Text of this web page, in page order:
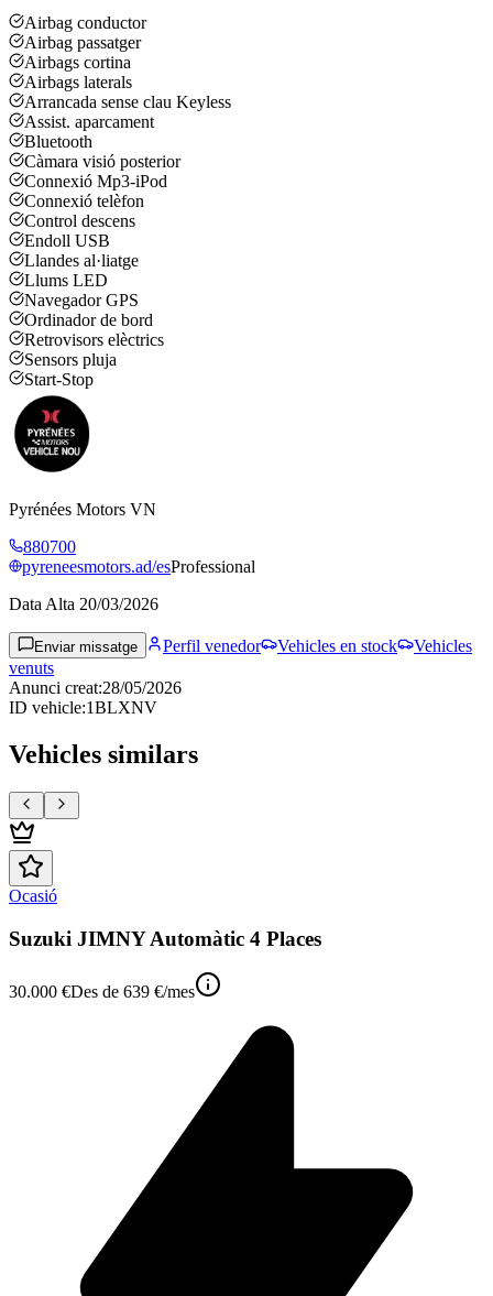
Airbag conductor
Airbag passatger
Airbags cortina
Airbags laterals
Arrancada sense clau Keyless
Assist. aparcament
Bluetooth
Càmara visió posterior
Connexió Mp3-iPod
Connexió telèfon
Control descens
Endoll USB
Llandes al·liatge
Llums LED
Navegador GPS
Ordinador de bord
Retrovisors elèctrics
Sensors pluja
Start-Stop
Pyrénées Motors VN
880700
pyreneesmotors.ad/esProfessional
Data Alta 20/03/2026
Enviar missatge Perfil venedor Vehicles en stock
Vehicles
venuts
Anunci creat:28/05/2026
ID vehicle:1BLXNV
Vehicles similars
Ocasió
Suzuki JIMNY Automàtic 4 Places
30.000 €Des de 639 €/mes